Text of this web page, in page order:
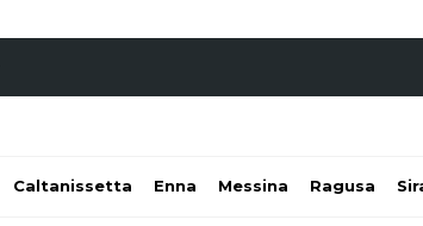
Caltanissetta Enna Messina Ragusa